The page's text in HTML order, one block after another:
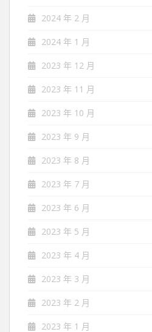
2024 年 2 月
2024 年 1 月
2023 年 12 月
2023 年 11 月
2023 年 10 月
2023 年 9 月
2023 年 8 月
2023 年 7 月
2023 年 6 月
2023 年 5 月
2023 年 4 月
2023 年 3 月
2023 年 2 月
2023 年 1 月